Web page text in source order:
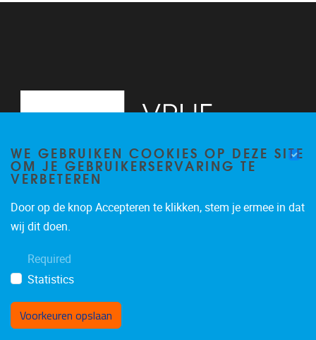
WE GEBRUIKEN COOKIES OP DEZE SITE
OM JE GEBRUIKERSERVARING TE
VERBETEREN
Door op de knop Accepteren te klikken, stem je ermee in dat
wij dit doen.
Required
Statistics
Voorkeuren opslaan